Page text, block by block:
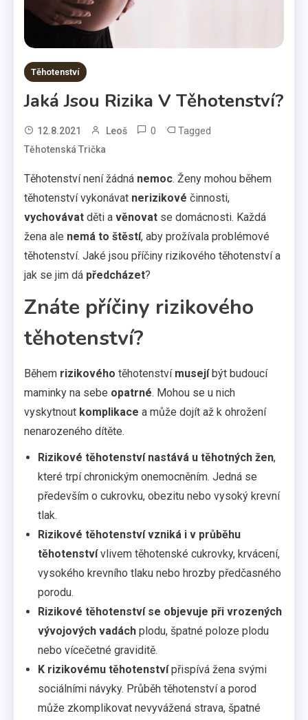
Těhotenství
Jaká Jsou Rizika V Těhotenství?
12.8.2021 Leoš 0 Tagged
Těhotenská Trička
Těhotenství není žádná nemoc. Ženy mohou během
těhotenství vykonávat nerizikové činnosti,
vychovávat děti a věnovat se domácnosti. Každá
žena ale nemá to štěstí, aby prožívala problémové
těhotenství. Jaké jsou příčiny rizikového těhotenství a
jak se jim dá předcházet?
Znáte příčiny rizikového
těhotenství?
Během rizikového těhotenství musejí být budoucí
maminky na sebe opatrné. Mohou se u nich
vyskytnout komplikace a může dojít až k ohrožení
nenarozeného dítěte.
Rizikové těhotenství nastává u těhotných žen,
které trpí chronickým onemocněním. Jedná se
především o cukrovku, obezitu nebo vysoký krevní
tlak.
Rizikové těhotenství vzniká i v průběhu
těhotenstvívlivem těhotenské cukrovky, krvácení,
vysokého krevního tlaku nebo hrozby předčasného
porodu.
Rizikové těhotenství se objevuje při vrozených
vývojových vadách plodu, špatné poloze plodu
nebo vícečetné graviditě.
K rizikovému těhotenstvípřispívá žena svými
sociálními návyky. Průběh těhotenství a porod
může zkomplikovat nevyvážená strava, špatné